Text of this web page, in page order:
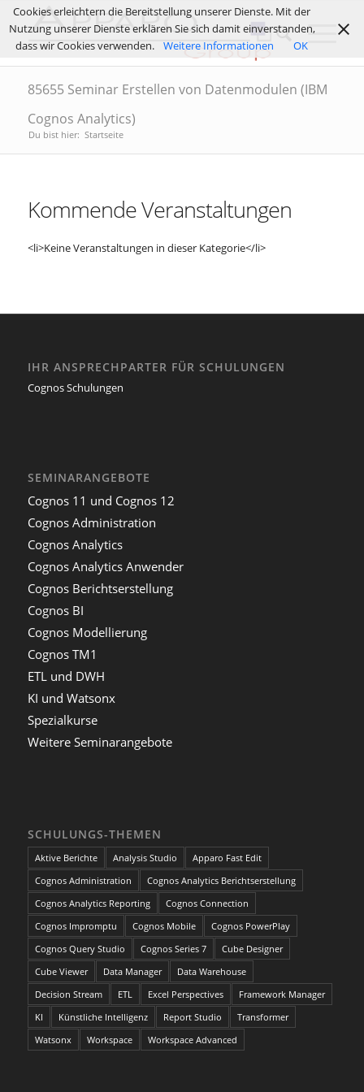
85655 Seminar Erstellen von Datenmodulen (IBM
Cognos Analytics)
Du bist hier: Startseite
Kommende Veranstaltungen
<li>Keine Veranstaltungen in dieser Kategorie</li>
IHR ANSPRECHPARTER FÜR SCHULUNGEN
Cognos Schulungen
SEMINARANGEBOTE
Cognos 11 und Cognos 12
Cognos Administration
Cognos Analytics
Cognos Analytics Anwender
Cognos Berichtserstellung
Cognos BI
Cognos Modellierung
Cognos TM1
ETL und DWH
KI und Watsonx
Spezialkurse
Weitere Seminarangebote
SCHULUNGS-THEMEN
Aktive Berichte Analysis Studio
Apparo Fast Edit
Cognos Administration
Cognos Analytics Berichtserstellung
Cognos Analytics Reporting
Cognos Connection
Cognos Impromptu
Cognos Mobile
Cognos PowerPlay
Cognos Query Studio
Cognos Series 7
Cube Designer
Cube Viewer
Data Manager
Data Warehouse
Decision Stream
ETL Excel Perspectives
Framework Manager
KI
Künstliche Intelligenz Report Studio
Transformer
Watsonx
Workspace Workspace Advanced
Cookies erleichtern die Bereitstellung unserer Dienste. Mit der
Nutzung unserer Dienste erklären Sie sich damit einverstanden,
dass wir Cookies verwenden.
Weitere Informationen OK